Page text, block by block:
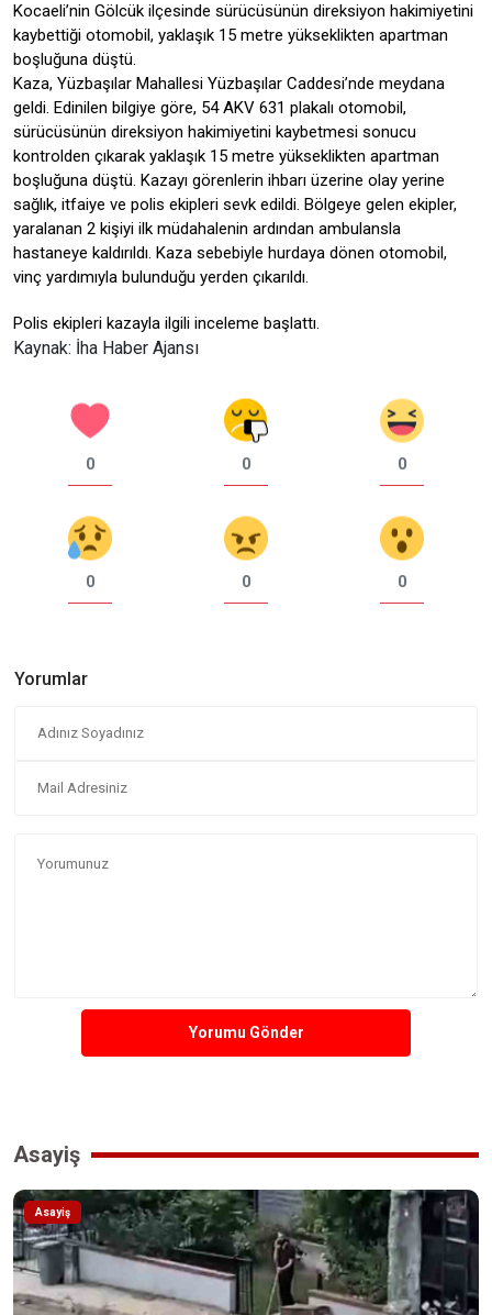
Kocaeli’nin Gölcük ilçesinde sürücüsünün direksiyon hakimiyetini
kaybettiği otomobil, yaklaşık 15 metre yükseklikten apartman
boşluğuna düştü.
Kaza, Yüzbaşılar Mahallesi Yüzbaşılar Caddesi’nde meydana
geldi. Edinilen bilgiye göre, 54 AKV 631 plakalı otomobil,
sürücüsünün direksiyon hakimiyetini kaybetmesi sonucu
kontrolden çıkarak yaklaşık 15 metre yükseklikten apartman
boşluğuna düştü. Kazayı görenlerin ihbarı üzerine olay yerine
sağlık, itfaiye ve polis ekipleri sevk edildi. Bölgeye gelen ekipler,
yaralanan 2 kişiyi ilk müdahalenin ardından ambulansla
hastaneye kaldırıldı. Kaza sebebiyle hurdaya dönen otomobil,
vinç yardımıyla bulunduğu yerden çıkarıldı.
Polis ekipleri kazayla ilgili inceleme başlattı.
Kaynak: İha Haber Ajansı
0 0 0
0 0 0
Yorumlar
Yorumu Gönder
Asayiş
Asayiş